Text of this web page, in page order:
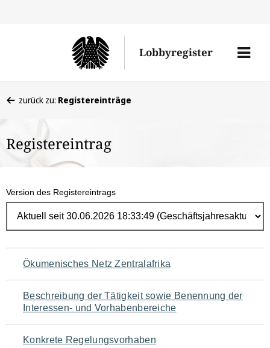
Lobbyregister
Menü
befinden
hier:
zurück zu: Registereinträge
Registereintrag
Version des Registereintrags
Navigation
für
den
Seiteninhalt
Ökumenisches Netz Zentralafrika
Beschreibung der Tätigkeit sowie Benennung der
Interessen- und Vorhabenbereiche
Konkrete Regelungsvorhaben